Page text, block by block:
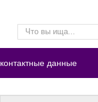
контактные данные